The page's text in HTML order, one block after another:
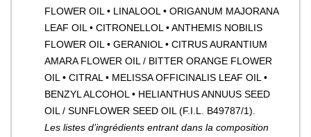
FLOWER OIL • LINALOOL • ORIGANUM MAJORANA
LEAF OIL • CITRONELLOL • ANTHEMIS NOBILIS
FLOWER OIL • GERANIOL • CITRUS AURANTIUM
AMARA FLOWER OIL / BITTER ORANGE FLOWER
OIL • CITRAL • MELISSA OFFICINALIS LEAF OIL •
BENZYL ALCOHOL • HELIANTHUS ANNUUS SEED
OIL / SUNFLOWER SEED OIL (F.I.L. B49787/1).
Les listes d’ingrédients entrant dans la composition